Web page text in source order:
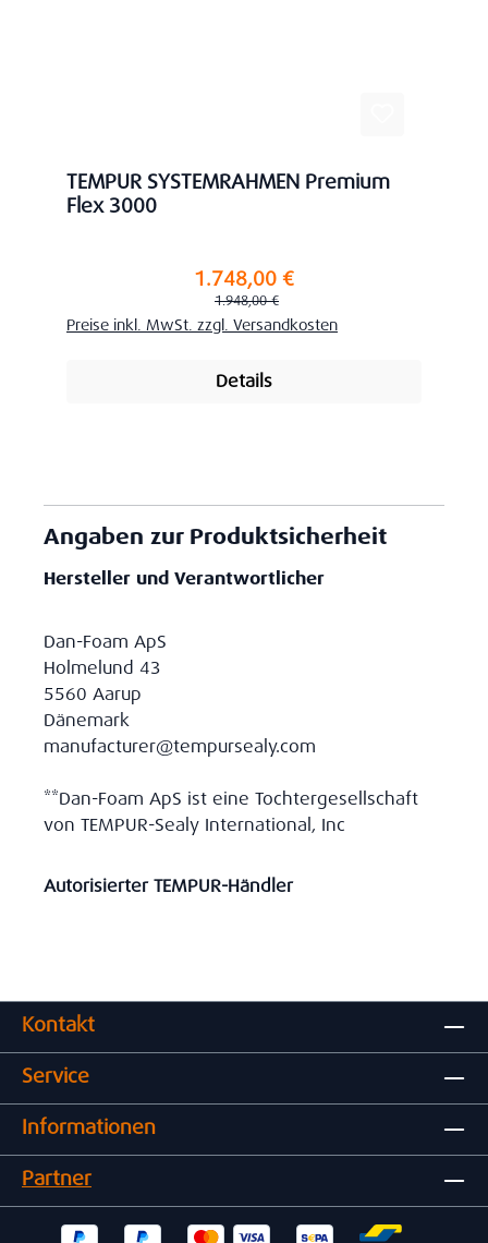
TEMPUR SYSTEMRAHMEN Premium
Flex 3000
Verkaufspreis:1.748,00 €
Regulärer Preis:
1.948,00 €
Preise inkl. MwSt. zzgl. Versandkosten
Details
Angaben zur Produktsicherheit
Hersteller und Verantwortlicher
Dan-Foam ApS
Holmelund 43
5560 Aarup
Dänemark
manufacturer@tempursealy.com
**Dan-Foam ApS ist eine Tochtergesellschaft
von TEMPUR-Sealy International, Inc
Autorisierter TEMPUR-Händler
Kontakt
Service
Informationen
Partner